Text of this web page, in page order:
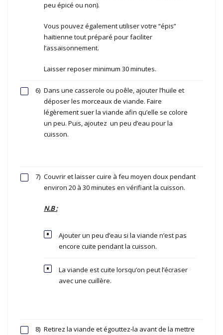
peu épicé ou non).
Vous pouvez également utiliser votre “épis”
haïtienne tout préparé pour faciliter
l’assaisonnement.
Laisser reposer minimum 30 minutes.
6) Dans une casserole ou poêle, ajouter l’huile et
déposer les morceaux de viande. Faire
légèrement suer la viande afin qu’elle se colore
un peu. Puis, ajoutez un peu d’eau pour la
cuisson.
7) Couvrir et laisser cuire à feu moyen doux pendant
environ 20 à 30 minutes en vérifiant la cuisson.
N.B :
Ajouter un peu d’eau si la viande n’est pas
encore cuite pendant la cuisson.
La viande est cuite lorsqu’on peut l’écraser
avec une cuillère.
8) Retirez la viande et égouttez-la avant de la mettre